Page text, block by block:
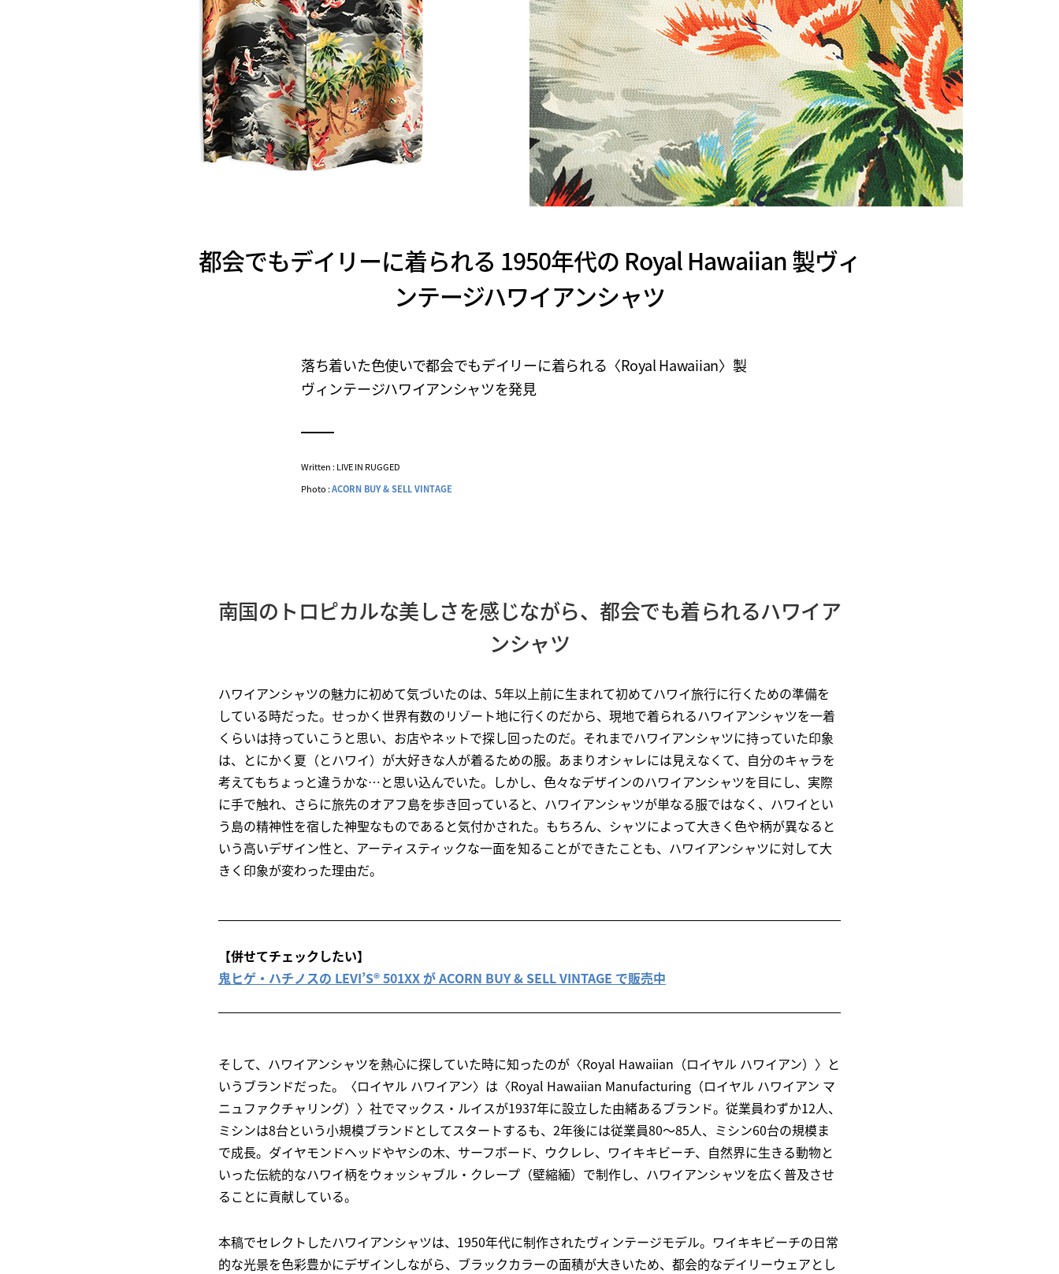
都会でもデイリーに着られる 1950年代の Royal Hawaiian 製ヴィ
ンテージハワイアンシャツ
落ち着いた色使いで都会でもデイリーに着られる〈Royal Hawaiian〉製
ヴィンテージハワイアンシャツを発見
Written : LIVE IN RUGGED
Photo :ACORN BUY & SELL VINTAGE
南国のトロピカルな美しさを感じながら、都会でも着られるハワイア
ンシャツ
ハワイアンシャツの魅力に初めて気づいたのは、5年以上前に生まれて初めてハワイ旅行に行くための準備を
している時だった。せっかく世界有数のリゾート地に行くのだから、現地で着られるハワイアンシャツを一着
くらいは持っていこうと思い、お店やネットで探し回ったのだ。それまでハワイアンシャツに持っていた印象
は、とにかく夏（とハワイ）が大好きな人が着るための服。あまりオシャレには見えなくて、自分のキャラを
考えてもちょっと違うかな…と思い込んでいた。しかし、色々なデザインのハワイアンシャツを目にし、実際
に手で触れ、さらに旅先のオアフ島を歩き回っていると、ハワイアンシャツが単なる服ではなく、ハワイとい
う島の精神性を宿した神聖なものであると気付かされた。もちろん、シャツによって大きく色や柄が異なると
いう高いデザイン性と、アーティスティックな一面を知ることができたことも、ハワイアンシャツに対して大
きく印象が変わった理由だ。
【併せてチェックしたい】
鬼ヒゲ・ハチノスの LEVI’S® 501XX が ACORN BUY & SELL VINTAGE で販売中
そして、ハワイアンシャツを熱心に探していた時に知ったのが〈Royal Hawaiian（ロイヤル ハワイアン）〉と
いうブランドだった。〈ロイヤル ハワイアン〉は〈Royal Hawaiian Manufacturing（ロイヤル ハワイアン マ
ニュファクチャリング）〉社でマックス・ルイスが1937年に設立した由緒あるブランド。従業員わずか12人、
ミシンは8台という小規模ブランドとしてスタートするも、2年後には従業員80～85人、ミシン60台の規模ま
で成長。ダイヤモンドヘッドやヤシの木、サーフボード、ウクレレ、ワイキキビーチ、自然界に生きる動物と
いった伝統的なハワイ柄をウォッシャブル・クレープ（壁縮緬）で制作し、ハワイアンシャツを広く普及させ
ることに貢献している。
本稿でセレクトしたハワイアンシャツは、1950年代に制作されたヴィンテージモデル。ワイキキビーチの日常
的な光景を色彩豊かにデザインしながら、ブラックカラーの面積が大きいため、都会的なデイリーウェアとし